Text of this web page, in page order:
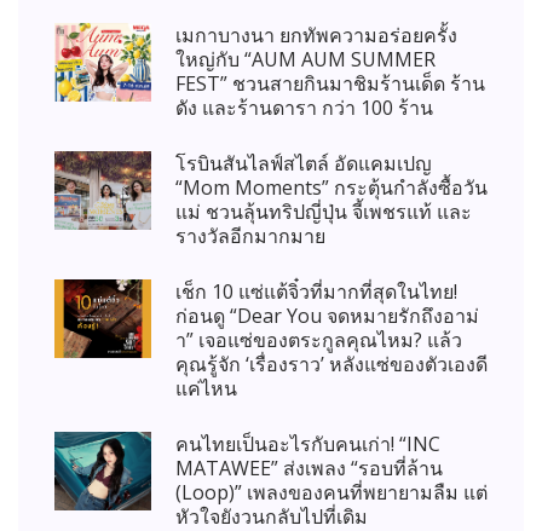
เมกาบางนา ยกทัพความอร่อยครั้ง
ใหญ่กับ “AUM AUM SUMMER
FEST” ชวนสายกินมาชิมร้านเด็ด ร้าน
ดัง และร้านดารา กว่า 100 ร้าน
โรบินสันไลฟ์สไตล์ อัดแคมเปญ
“Mom Moments” กระตุ้นกำลังซื้อวัน
แม่ ชวนลุ้นทริปญี่ปุ่น จี้เพชรแท้ และ
รางวัลอีกมากมาย
เช็ก 10 แซ่แต้จิ๋วที่มากที่สุดในไทย!
ก่อนดู “Dear You จดหมายรักถึงอาม่
า” เจอแซ่ของตระกูลคุณไหม? แล้ว
คุณรู้จัก ‘เรื่องราว’ หลังแซ่ของตัวเองดี
แค่ไหน
คนไทยเป็นอะไรกับคนเก่า! “INC
MATAWEE” ส่งเพลง “รอบที่ล้าน
(Loop)” เพลงของคนที่พยายามลืม แต่
หัวใจยังวนกลับไปที่เดิม